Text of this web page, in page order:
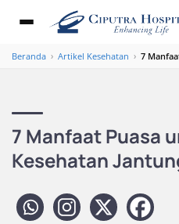
Beranda › Artikel Kesehatan › 7
7 Manfaat Puasa
Kesehatan